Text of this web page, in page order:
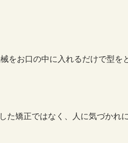
ス
をお口の中に入れるだけで型を
た矯正ではなく、人に気づかれ